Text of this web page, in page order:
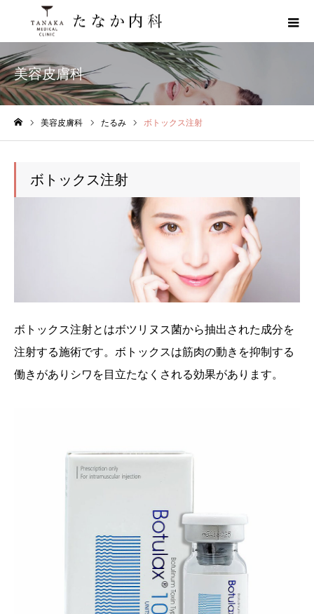
美容皮膚科
美容皮膚科 たるみ ボトックス注射
ボトックス注射
ボトックス注射とはボツリヌス菌から抽出された成分を
注射する施術です。ボトックスは筋肉の動きを抑制する
働きがありシワを目立たなくされる効果があります。